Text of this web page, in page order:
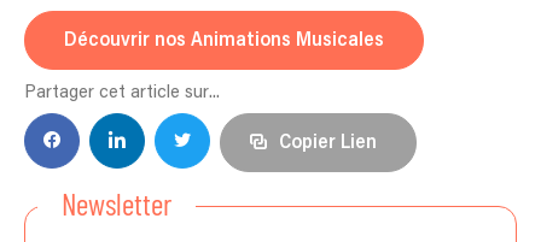
Découvrir nos Animations Musicales
Partager cet article sur...
Copier Lien
Newsletter